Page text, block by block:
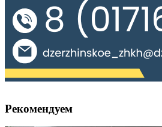
Рекомендуем